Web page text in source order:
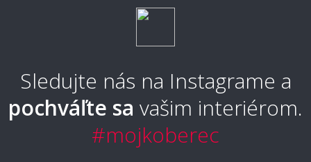
Aký typ koberca je najpohodlnejší?
Aký typ koberca sa nebude zošliapávať?
Sledujte nás na Instagrame a
pochváľte sa vašim interiérom.
#mojkoberec